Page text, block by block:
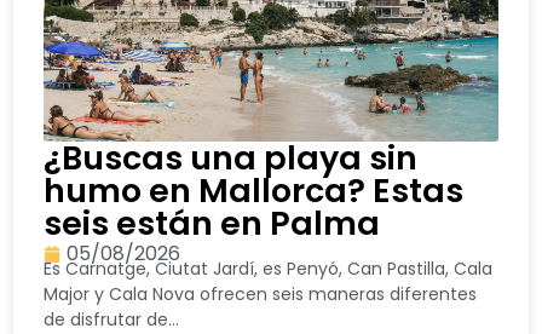
¿Buscas una playa sin
humo en Mallorca? Estas
seis están en Palma
05/08/2026
Es Carnatge, Ciutat Jardí, es Penyó, Can Pastilla, Cala
Major y Cala Nova ofrecen seis maneras diferentes
de disfrutar de...